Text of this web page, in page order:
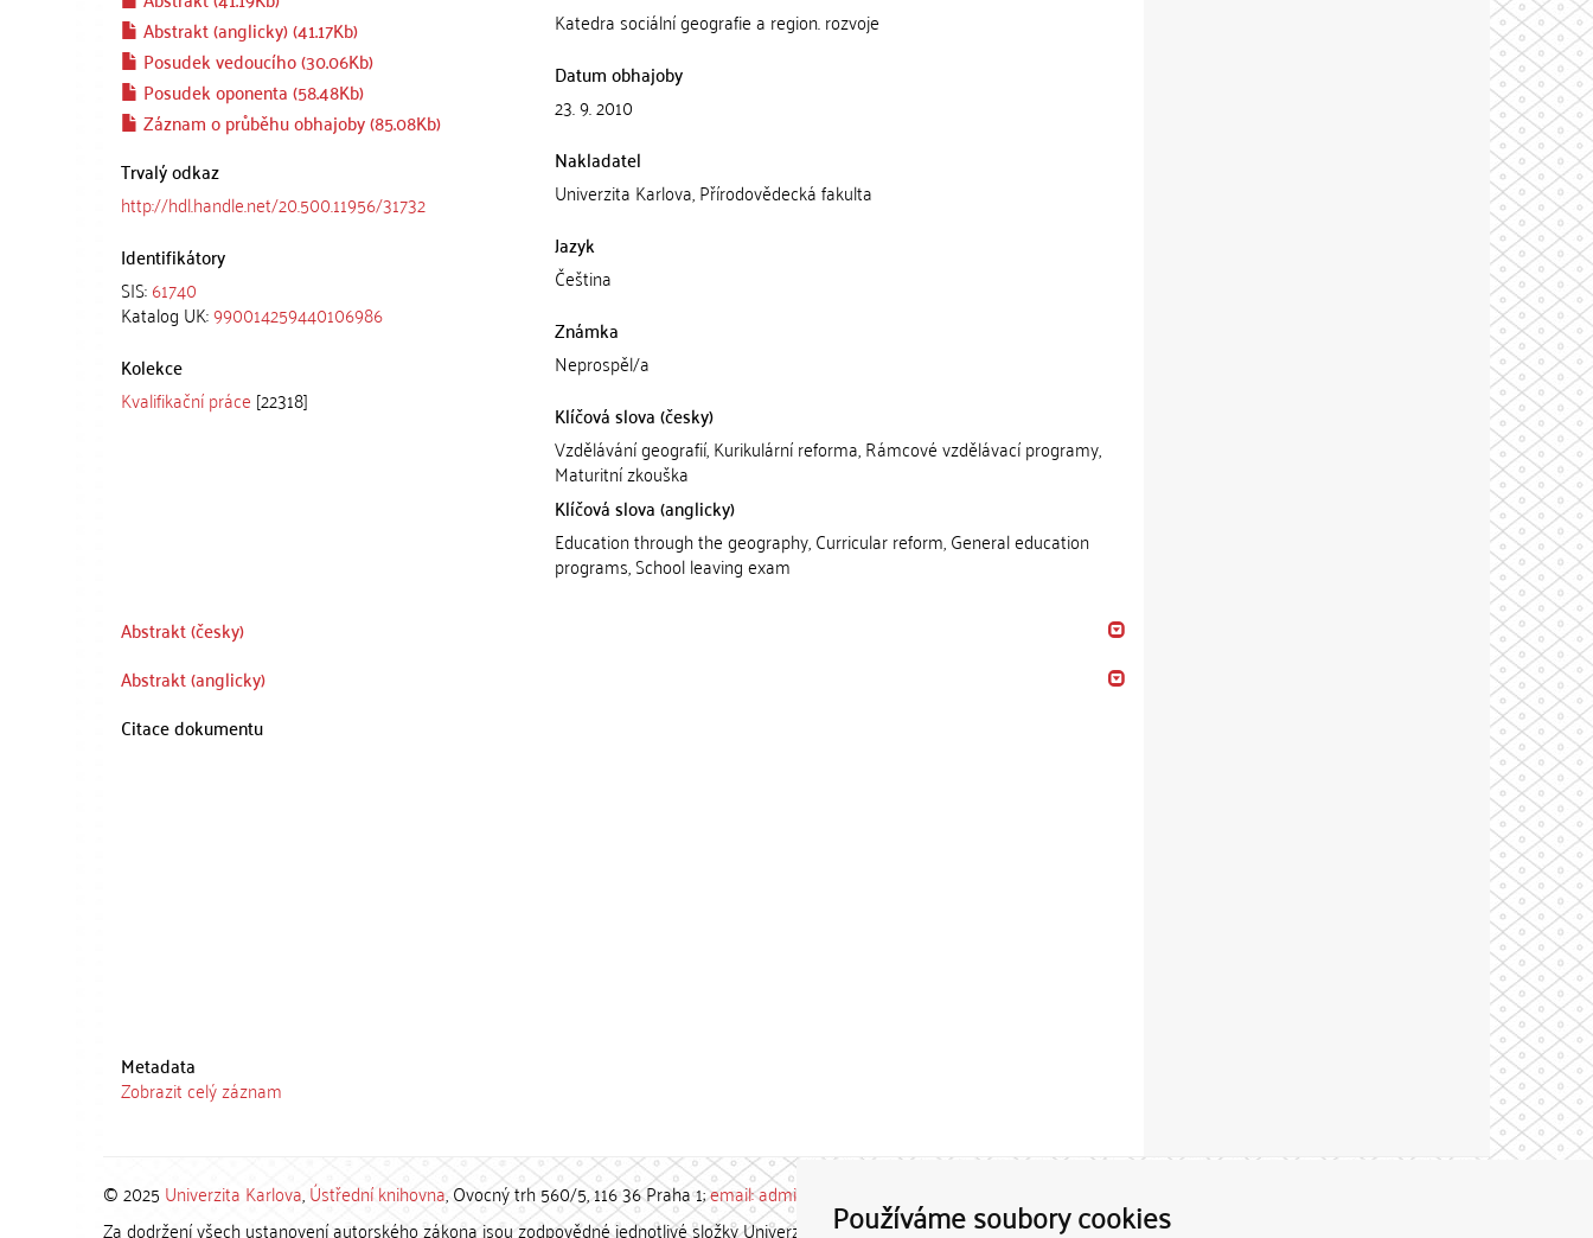
Používáme soubory cookies
Abstrakt (anglicky) (41.17Kb)
Posudek vedoucího (30.06Kb)
Posudek oponenta (58.48Kb)
Záznam o průběhu obhajoby (85.08Kb)
Trvalý odkaz
http://hdl.handle.net/20.500.11956/31732
Identifikátory
SIS:61740
Katalog UK:990014259440106986
Kolekce
Kvalifikační práce [22318]
Katedra sociální geografie a region. rozvoje
Datum obhajoby
23. 9. 2010
Nakladatel
Univerzita Karlova, Přírodovědecká fakulta
Jazyk
Čeština
Známka
Neprospěl/a
Klíčová slova (česky)
Vzdělávání geografií, Kurikulární reforma, Rámcové vzdělávací programy,
Maturitní zkouška
Klíčová slova (anglicky)
Education through the geography, Curricular reform, General education
programs, School leaving exam
Abstrakt (česky)
Abstrakt (anglicky)
Citace dokumentu
Metadata
Zobrazit celý záznam
© 2025 Univerzita Karlova,Ústřední knihovna, Ovocný trh 560/5, 116 36 Praha 1;email: admin-repozitar [at] cuni.cz
Za dodržení všech ustanovení autorského zákona jsou zodpovědné jednotlivé složky Univerzity Karlovy. / Each constituent